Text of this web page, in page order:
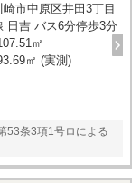
市中原区井田3丁目
日吉 バス6分停歩3分
㎡
㎡ (実測)
53条3項1号ロによる